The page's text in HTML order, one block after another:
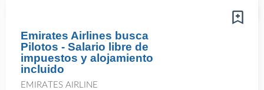
Emirates Airlines busca
Pilotos - Salario libre de
impuestos y alojamiento
incluido
EMIRATES AIRLINE